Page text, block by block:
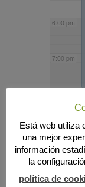
6:00 pm
7:00 pm
9:00 pm
10:00 pm
Está web utiliza
una mejor
información
la
política de